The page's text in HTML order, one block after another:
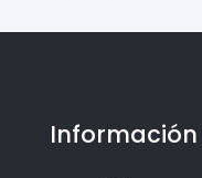
Información